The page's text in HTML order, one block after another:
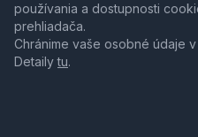
používania a dostupnosti
prehliadača.
Chránime vaše osobné údaje
Detailytu.